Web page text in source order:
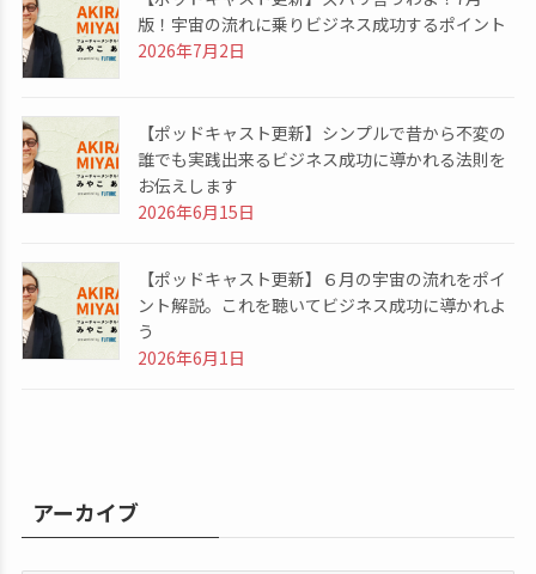
版！宇宙の流れに乗りビジネス成功するポイント
2026年7月2日
【ポッドキャスト更新】シンプルで昔から不変の
誰でも実践出来るビジネス成功に導かれる法則を
お伝えします
2026年6月15日
【ポッドキャスト更新】６月の宇宙の流れをポイ
ント解説。これを聴いてビジネス成功に導かれよ
う
2026年6月1日
アーカイブ